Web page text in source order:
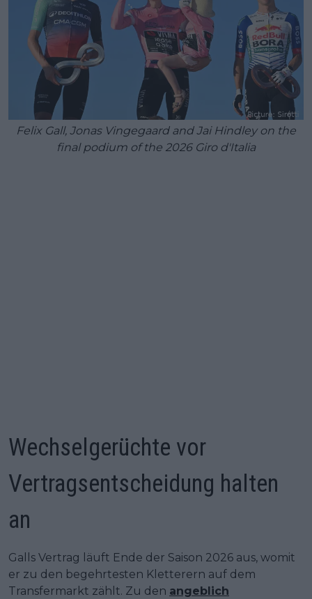
Felix Gall, Jonas Vingegaard and Jai Hindley on the
final podium of the 2026 Giro d'Italia
Wechselgerüchte vor
Vertragsentscheidung halten
an
Galls Vertrag läuft Ende der Saison 2026 aus, womit
er zu den begehrtesten Kletterern auf dem
Transfermarkt zählt. Zu den angeblich